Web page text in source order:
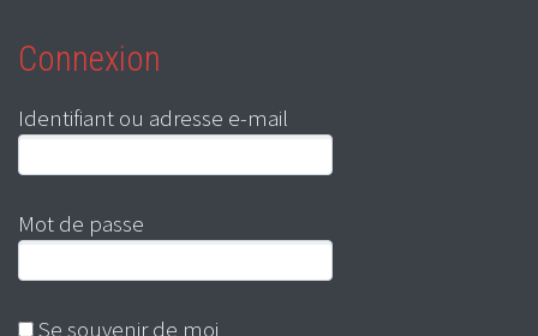
Connexion
Identifiant ou adresse e-mail
Mot de passe
Se souvenir de moi